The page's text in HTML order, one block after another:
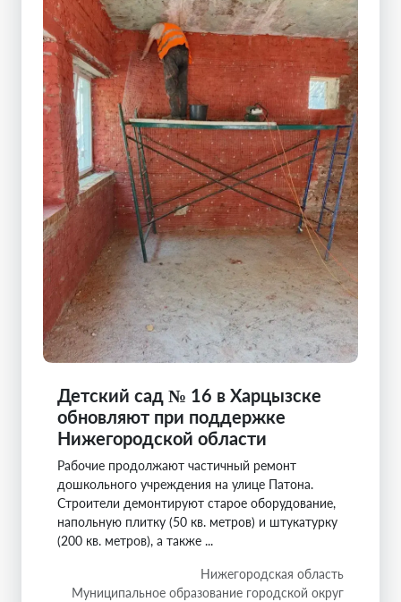
Детский сад № 16 в Харцызске
обновляют при поддержке
Нижегородской области
Рабочие продолжают частичный ремонт
дошкольного учреждения на улице Патона.
Строители демонтируют старое оборудование,
напольную плитку (50 кв. метров) и штукатурку
(200 кв. метров), а также ...
Нижегородская область
Муниципальное образование городской округ